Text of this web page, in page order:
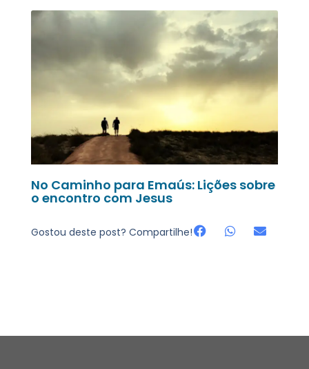
No Caminho para Emaús: Lições sobre
o encontro com Jesus
Gostou deste post? Compartilhe!